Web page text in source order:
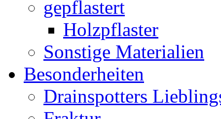
gepflastert
Holzpflaster
Sonstige Materialien
Besonderheiten
Drainspotters